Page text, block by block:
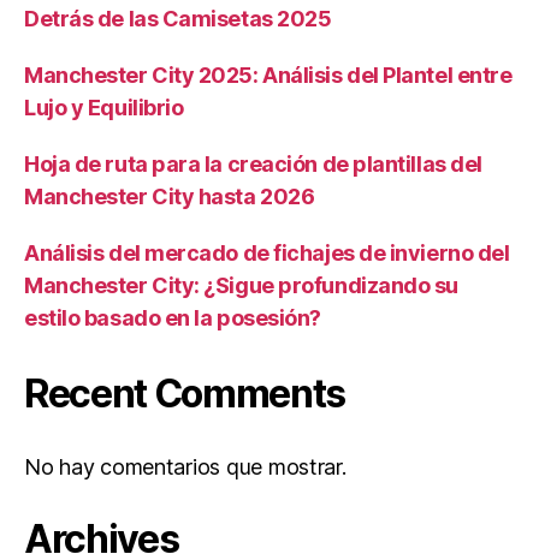
Detrás de las Camisetas 2025
Manchester City 2025: Análisis del Plantel entre
Lujo y Equilibrio
Hoja de ruta para la creación de plantillas del
Manchester City hasta 2026
Análisis del mercado de fichajes de invierno del
Manchester City: ¿Sigue profundizando su
estilo basado en la posesión?
Recent Comments
No hay comentarios que mostrar.
Archives